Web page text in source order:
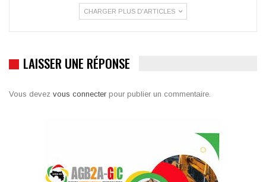
CHARGER PLUS D'ARTICLES
LAISSER UNE RÉPONSE
Vous devez vous connecter pour publier un commentaire.